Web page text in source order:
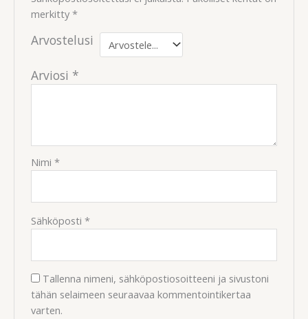
merkitty*
Arvostelusi
Arviosi *
Nimi*
Sähköposti*
Tallenna nimeni, sähköpostiosoitteeni ja sivustoni
tähän selaimeen seuraavaa kommentointikertaa
varten.